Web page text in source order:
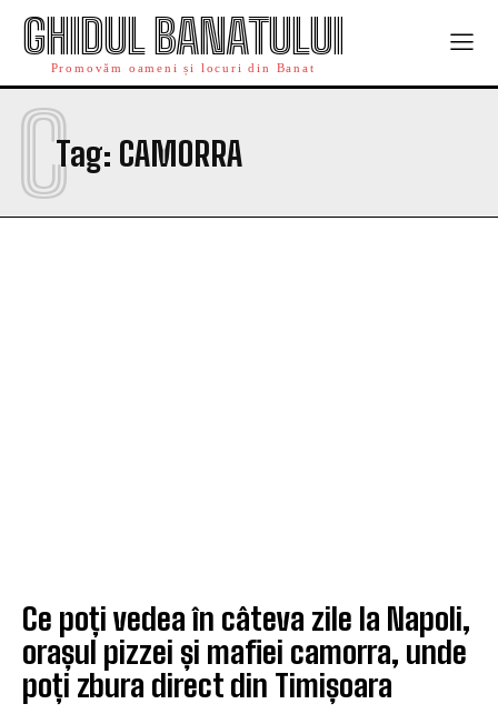
GHIDUL BANATULUI
Promovăm oameni și locuri din Banat
Tag: CAMORRA
C
Ce poți vedea în câteva zile la Napoli,
orașul pizzei și mafiei camorra, unde
poți zbura direct din Timișoara